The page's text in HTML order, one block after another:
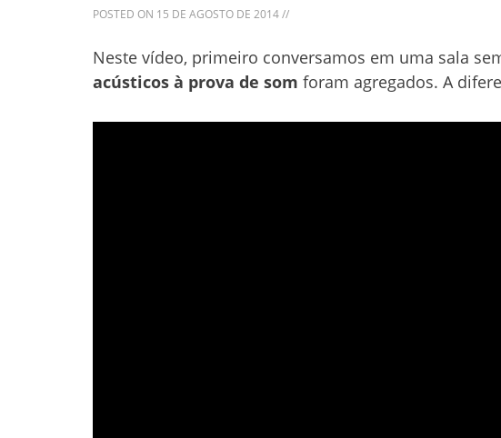
POSTED ON 15 DE AGOSTO DE 2014//
Neste vídeo, primeiro conversamos em uma sala
acústicos à prova de som foram agregados. A